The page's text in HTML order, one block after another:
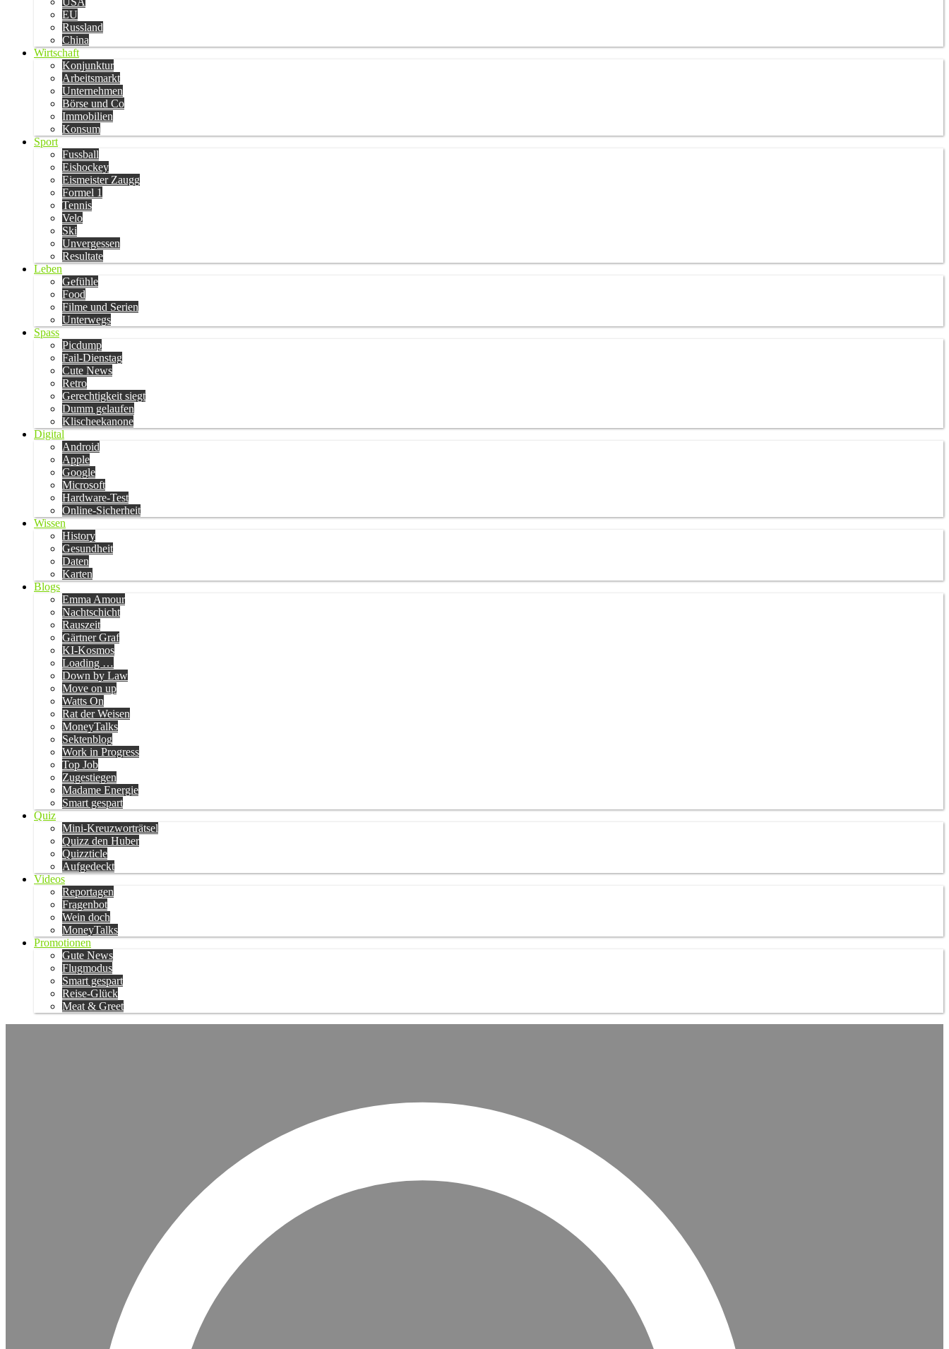
EU
Russland
China
Wirtschaft
Konjunktur
Arbeitsmarkt
Unternehmen
Börse und Co
Immobilien
Konsum
Sport
Fussball
Eishockey
Eismeister Zaugg
Formel 1
Tennis
Velo
Ski
Unvergessen
Resultate
Leben
Gefühle
Food
Filme und Serien
Unterwegs
Spass
Picdump
Fail-Dienstag
Cute News
Retro
Gerechtigkeit siegt
Dumm gelaufen
Klischeekanone
Digital
Android
Apple
Google
Microsoft
Hardware-Test
Online-Sicherheit
Wissen
History
Gesundheit
Daten
Karten
Blogs
Emma Amour
Nachtschicht
Rauszeit
Gärtner Graf
KI-Kosmos
Loading …
Down by Law
Move on up
Watts On
Rat der Weisen
MoneyTalks
Sektenblog
Work in Progress
Top Job
Zugestiegen
Madame Energie
Smart gespart
Quiz
Mini-Kreuzworträtsel
Quizz den Huber
Quizzticle
Aufgedeckt
Videos
Reportagen
Fragenbot
Wein doch
MoneyTalks
Promotionen
Gute News
Flugmodus
Smart gespart
Reise-Glück
Meat & Greet